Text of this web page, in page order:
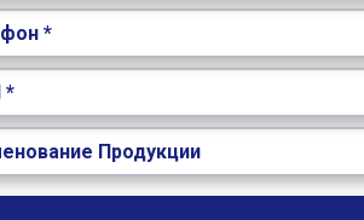
*
*
Продукции